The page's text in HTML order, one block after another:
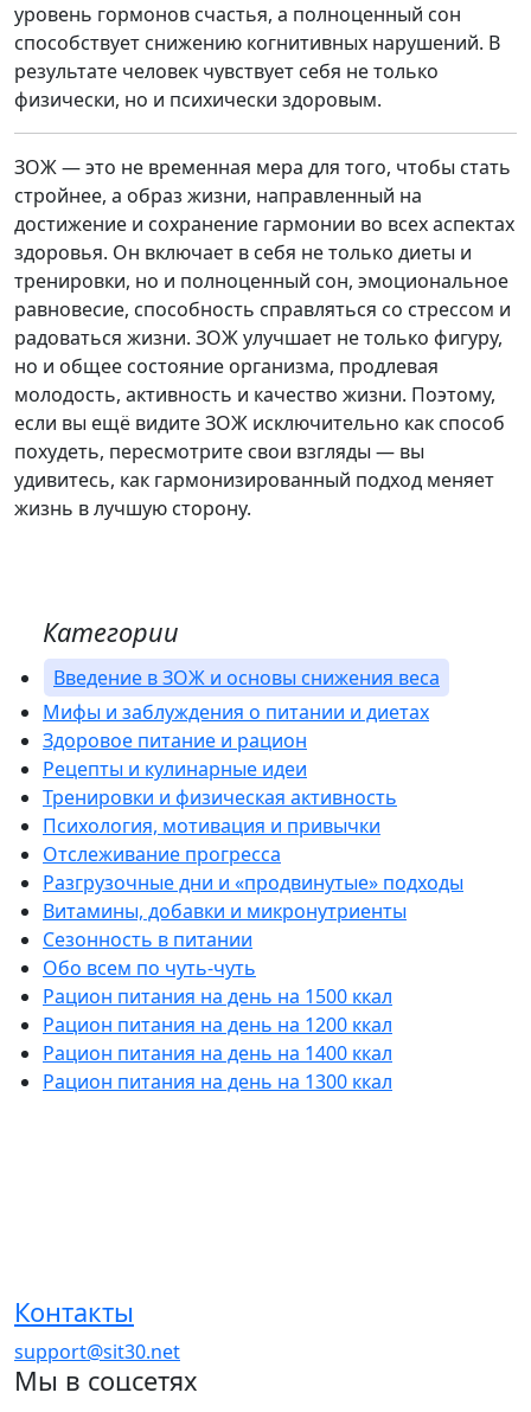
уровень гормонов счастья, а полноценный сон
способствует снижению когнитивных нарушений. В
результате человек чувствует себя не только
физически, но и психически здоровым.
ЗОЖ — это не временная мера для того, чтобы стать
стройнее, а образ жизни, направленный на
достижение и сохранение гармонии во всех аспектах
здоровья. Он включает в себя не только диеты и
тренировки, но и полноценный сон, эмоциональное
равновесие, способность справляться со стрессом и
радоваться жизни. ЗОЖ улучшает не только фигуру,
но и общее состояние организма, продлевая
молодость, активность и качество жизни. Поэтому,
если вы ещё видите ЗОЖ исключительно как способ
похудеть, пересмотрите свои взгляды — вы
удивитесь, как гармонизированный подход меняет
жизнь в лучшую сторону.
Категории
Введение в ЗОЖ и основы снижения веса
Мифы и заблуждения о питании и диетах
Здоровое питание и рацион
Рецепты и кулинарные идеи
Тренировки и физическая активность
Психология, мотивация и привычки
Отслеживание прогресса
Разгрузочные дни и «продвинутые» подходы
Витамины, добавки и микронутриенты
Сезонность в питании
Обо всем по чуть-чуть
Рацион питания на день на 1500 ккал
Рацион питания на день на 1200 ккал
Рацион питания на день на 1400 ккал
Рацион питания на день на 1300 ккал
Контакты
support@sit30.net
Мы в соцсетях